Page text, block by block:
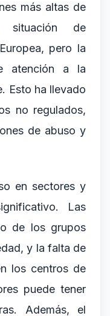
más altas de
situación de
pero la
atención a la
Esto ha llevado
no regulados,
de abuso y
en sectores y
Las
de los grupos
y la falta de
los centros de
puede tener
Además, el